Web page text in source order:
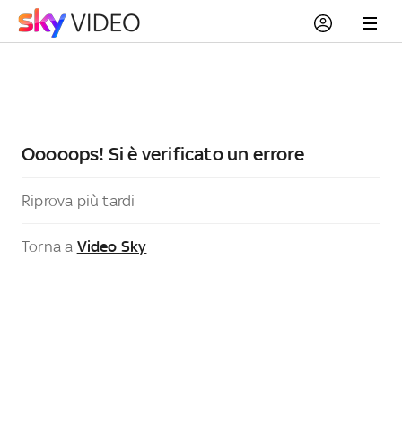
Ooooops! Si è verificato un errore
Riprova più tardi
Torna a Video Sky